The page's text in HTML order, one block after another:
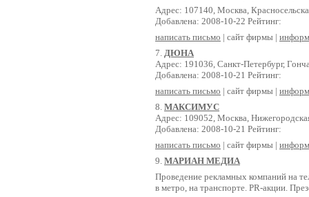
Адрес: 107140, Москва,
Добавлена: 2008-10-22 Рейтинг:
написать письмо | сайт фирмы |
7. ДЮНА
Адрес: 191036, Санкт-Петербург,
Добавлена: 2008-10-21 Рейтинг:
написать письмо | сайт фирмы |
8. МАКСИМУС
Адрес: 109052, Москва,
Добавлена: 2008-10-21 Рейтинг:
написать письмо | сайт фирмы |
9. МАРИАН МЕДИА
Проведение рекламных компаний на
в метро, на транспорте. PR-акции.